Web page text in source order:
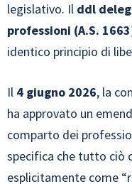
legislativo. Il ddl
professioni (A.S.
identico principio di
Il 4 giugno 2026, la
ha approvato un
comparto dei
specifica che tutto ciò
esplicitamente come